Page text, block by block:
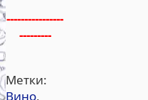
----------------
---------
Метки:
Вино,